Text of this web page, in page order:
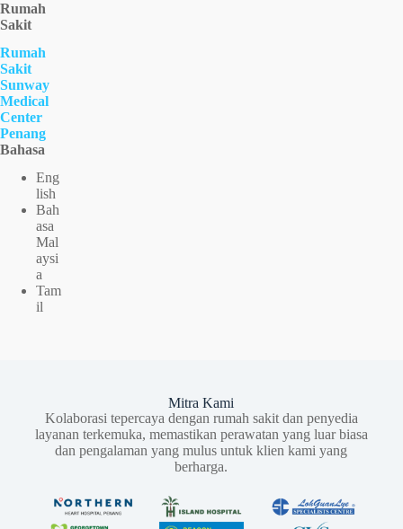
Rumah
Sakit
Rumah
Sakit
Sunway
Medical
Center
Penang
Bahasa
Eng
lish
Bah
asa
Mal
aysi
a
Tam
il
Mitra Kami
Kolaborasi tepercaya dengan rumah sakit dan penyedia
layanan terkemuka, memastikan perawatan yang luar biasa
dan pengalaman yang mulus untuk klien kami yang
berharga.